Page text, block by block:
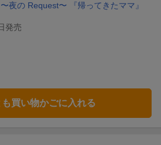
夜の Request〜 『帰ってきたママ』
発売
買い物かごに入れる